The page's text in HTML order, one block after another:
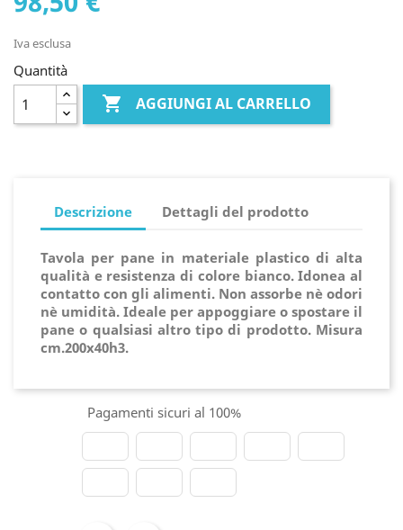
Iva esclusa
Quantità
 AGGIUNGI AL CARRELLO
Descrizione Dettagli del prodotto
Tavola per pane in materiale plastico di alta
qualità e resistenza di colore bianco. Idonea al
contatto con gli alimenti. Non assorbe nè odori
nè umidità. Ideale per appoggiare o spostare il
pane o qualsiasi altro tipo di prodotto. Misura
cm.200x40h3.
Pagamenti sicuri al 100%